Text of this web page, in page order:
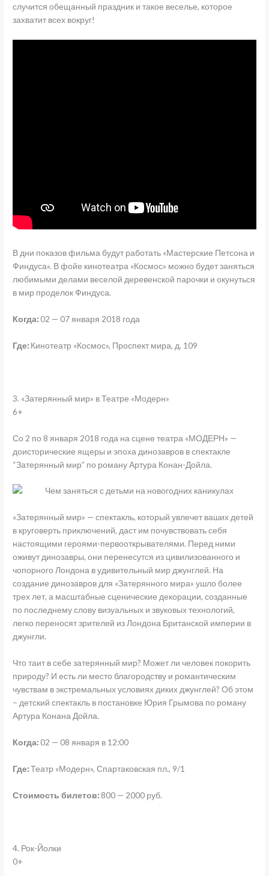
случится обещанный праздник и такое веселье, которое
захватит всех вокруг!
В дни показов фильма будут работать «Мастерские Петсона и
Финдуса». В фойе кинотеатра «Космос» можно будет заняться
любимыми делами веселой деревенской парочки и окунуться
в мир проделок Финдуса.
Когда:02 — 07 января 2018 года
Где: Кинотеатр «Космос», Проспект мира, д. 109
3. «Затерянный мир» в Театре «Модерн»
6+
Со 2 по 8 января 2018 года на сцене театра «МОДЕРН» —
доисторические ящеры и эпоха динозавров в спектакле
“Затерянный мир” по роману Артура Конан-Дойла.
«Затерянный мир» — спектакль, который увлечет ваших детей
в круговерть приключений, даст им почувствовать себя
настоящими героями-первооткрывателями. Перед ними
оживут динозавры, они перенесутся из цивилизованного и
чопорного Лондона в удивительный мир джунглей. На
создание динозавров для «Затерянного мира» ушло более
трех лет, а масштабные сценические декорации, созданные
по последнему слову визуальных и звуковых технологий,
легко переносят зрителей из Лондона Британской империи в
джунгли.
Что таит в себе затерянный мир? Может ли человек покорить
природу? И есть ли место благородству и романтическим
чувствам в экстремальных условиях диких джунглей? Об этом
– детский спектакль в постановке Юрия Грымова по роману
Артура Конана Дойла.
Когда:02 — 08 января в 12:00
Где:Театр «Модерн», Спартаковская пл., 9/1
Стоимость билетов: 800 — 2000 руб.
4. Рок-Йолки
0+